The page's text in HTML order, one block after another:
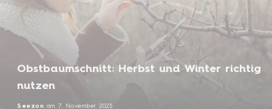
Obstbaumschnitt: Herbst und Winter richtig
nutzen
Seezon am 7. November 2025